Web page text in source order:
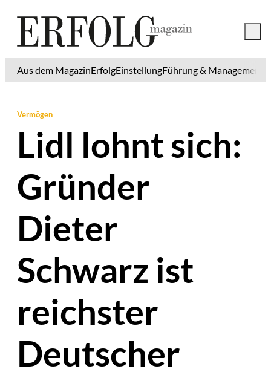
Aus dem MagazinErfolgEinstellungFührung & Management
Vermögen
Lidl lohnt sich:
Gründer
Dieter
Schwarz ist
reichster
Deutscher